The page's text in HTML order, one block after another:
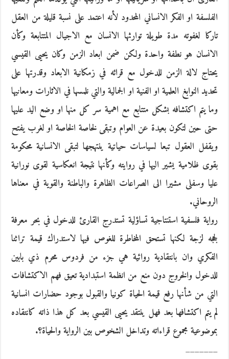
الفلسفة او الفكر الانساني المحدود لأنه اعتمد على نسبة قليلة من العقل
تاركا لغفوته مدة طويلة توارثها الانسان مع الاجيال المتتابعة وكأن
الانسان هو نطفة واحدة ولكن ضمن ابعاد الزمن وكان يحيى القيسي
يحتاج لالة الزمن للدخول مع قرائه في زمكانية الابعاد وقدرتها على
تحديد النوابغ العلمية او الفنية او الجمالية والتي نلمسها في الاثارات ومعانيها
وما يتم اكتشافه بشكل متتابع مع اهمية سر كل منها او وضع اليد عليها
حتى حين لتكون بعيدة عن العوام وتبقى لخاصة الخاصة او لغرب يفتح
ويقفل العقول تبعا لسياسات حياتية ينتهجها لتبقى الانسانية محكومة
بقوى ظلامية يشير اليها في روايته وكأنها نتيجة انعكاسية لقوى نورانية
عليا وسفلى مشيرا الى الصراعات الظاهرة والباطنة والقوية في معناها
الروحاني.
رواية فلسفية استنتاجية تساؤلية تستدرج القارئ للدخول في بحر معرفة
لججه لزجة لكنها تستحق المخاطرة للغوص فيها لاستدراك قيمة تراثنا
الفكري وان بانتقادية روائية هي جزء من فردوس محرم ذي بابين
للدخول والخروج دون منع من انظمة استبدادية تعيق فهم الاكتشافات
التي من شأنها رفع قيمة الحياة كونيا والقبول بوجود حضارات انسانية
لم يتم اكتشافها بعد فهل ينتقد يحيى القيسي بعد كل هذا ذاته كانتقاده
بموضوعية مجموع قراءاته وتداخل الشخوص بين الرواية والحياة؟.
_______